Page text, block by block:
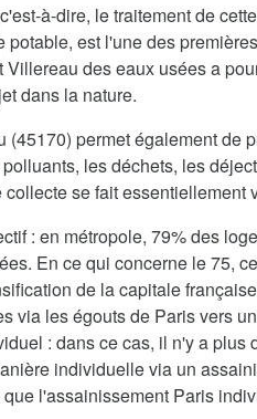
à-dire, le traitement de
potable, est l'une des
des eaux usées a
dans la nature.
permet également de
les déchets, les
se fait essentiellement
: en métropole, 79% des
En ce qui concerne le 75,
de la capitale
via les égouts de Paris vers
: dans ce cas, il n'y a plus
individuelle via un
l'assainissement Paris